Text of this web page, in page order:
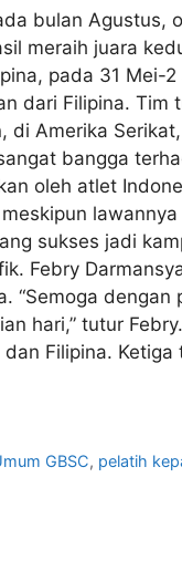
bulan Agustus,
meraih juara
pada 31 Mei-
dari Filipina. Tim
Amerika
bangga
oleh atlet
sukses jadi
Febry
“Semoga
hari,” tutur
Filipina.
GBSC, pelatih